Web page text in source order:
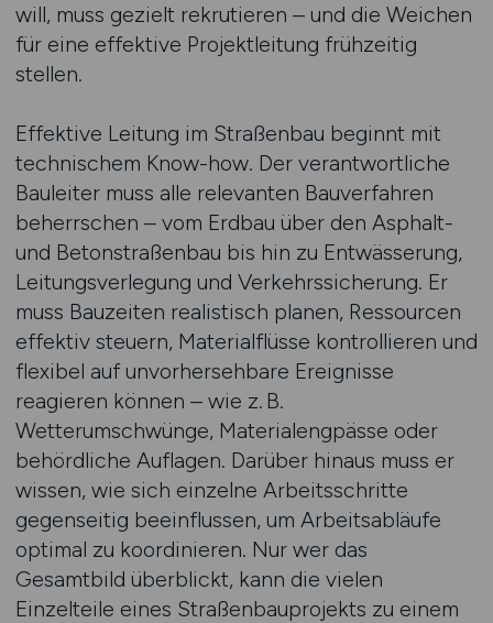
will, muss gezielt rekrutieren – und die Weichen
für eine effektive Projektleitung frühzeitig
stellen.
Effektive Leitung im Straßenbau beginnt mit
technischem Know-how. Der verantwortliche
Bauleiter muss alle relevanten Bauverfahren
beherrschen – vom Erdbau über den Asphalt-
und Betonstraßenbau bis hin zu Entwässerung,
Leitungsverlegung und Verkehrssicherung. Er
muss Bauzeiten realistisch planen, Ressourcen
effektiv steuern, Materialflüsse kontrollieren und
flexibel auf unvorhersehbare Ereignisse
reagieren können – wie z. B.
Wetterumschwünge, Materialengpässe oder
behördliche Auflagen. Darüber hinaus muss er
wissen, wie sich einzelne Arbeitsschritte
gegenseitig beeinflussen, um Arbeitsabläufe
optimal zu koordinieren. Nur wer das
Gesamtbild überblickt, kann die vielen
Einzelteile eines Straßenbauprojekts zu einem